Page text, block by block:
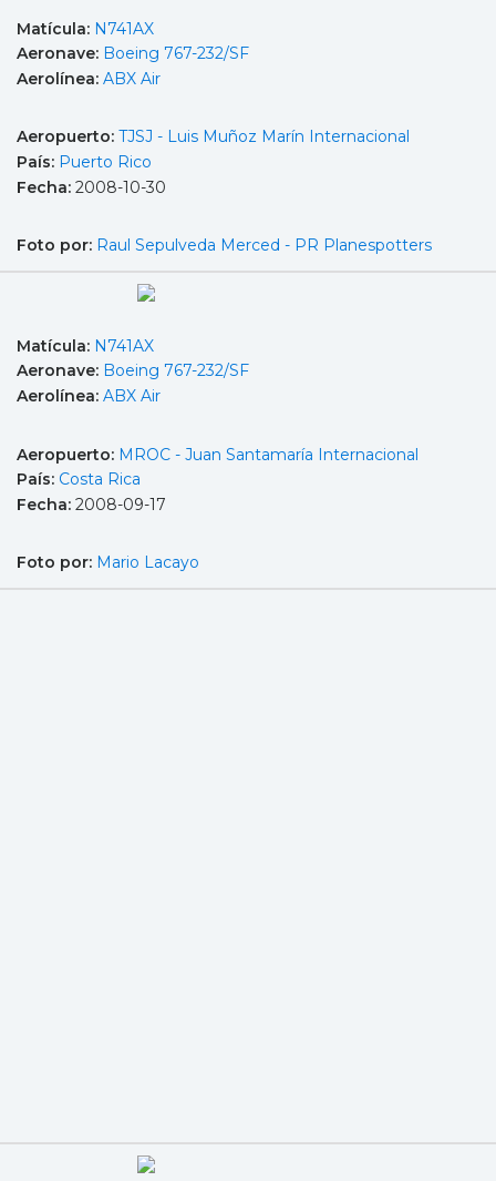
Matícula: N741AX
Aeronave: Boeing 767-232/SF
Aerolínea: ABX Air
Aeropuerto: TJSJ - Luis Muñoz Marín Internacional
País: Puerto Rico
Fecha: 2008-10-30
Foto por: Raul Sepulveda Merced - PR Planespotters
Matícula: N741AX
Aeronave: Boeing 767-232/SF
Aerolínea: ABX Air
Aeropuerto: MROC - Juan Santamaría Internacional
País: Costa Rica
Fecha: 2008-09-17
Foto por: Mario Lacayo